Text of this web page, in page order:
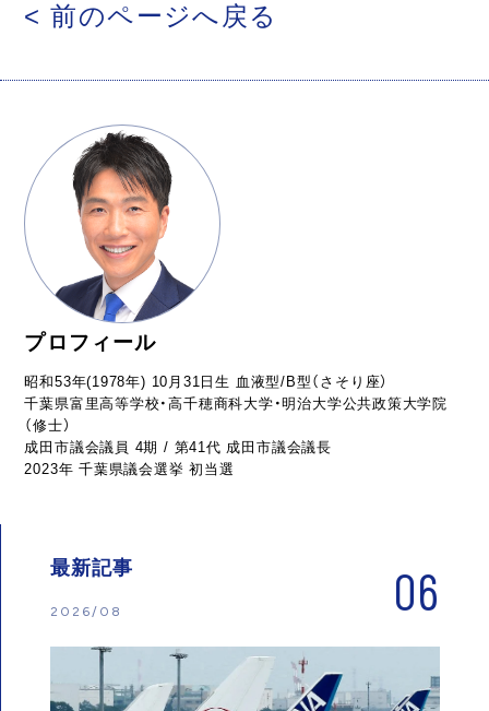
< 前のページへ戻る
プロフィール
昭和53年(1978年) 10月31日生 血液型/B型（さそり座）
千葉県富里高等学校・高千穂商科大学・明治大学公共政策大学院
（修士）
成田市議会議員 4期 / 第41代 成田市議会議長
2023年 千葉県議会選挙 初当選
最新記事
2026/08 06